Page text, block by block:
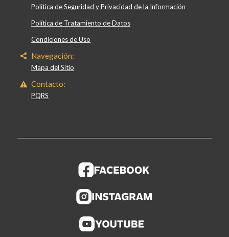
Política de Seguridad y Privacidad de la Información
Política de Tratamiento de Datos
Condiciones de Uso
Navegación:
Mapa del Sitio
Contacto:
PQRS